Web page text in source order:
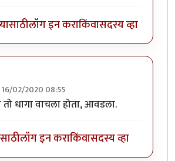
लॉग इन कराकिंवासदस्य व्हा
16/02/2020 08:55
धागा वाचला होता, आवडला.
लॉग इन कराकिंवासदस्य व्हा